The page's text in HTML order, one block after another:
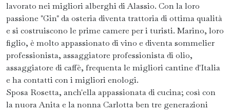
lavorato nei migliori alberghi di Alassio. Con la loro
passione "Gin" da osteria diventa trattoria di ottima qualità
e si costruiscono le prime camere per i turisti. Marino, loro
figlio, è molto appassionato di vino e diventa sommelier
professionista, assaggiatore professionista di olio,
assaggiatore di caffè, frequenta le migliori cantine d'Italia
e ha contatti con i migliori enologi.
Sposa Rosetta, anch'ella appassionata di cucina; così con
la nuora Anita e la nonna Carlotta ben tre generazioni